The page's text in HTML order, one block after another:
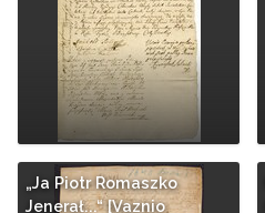
„Ja Piotr Romaszko
Jenerał...“ [Vaznio